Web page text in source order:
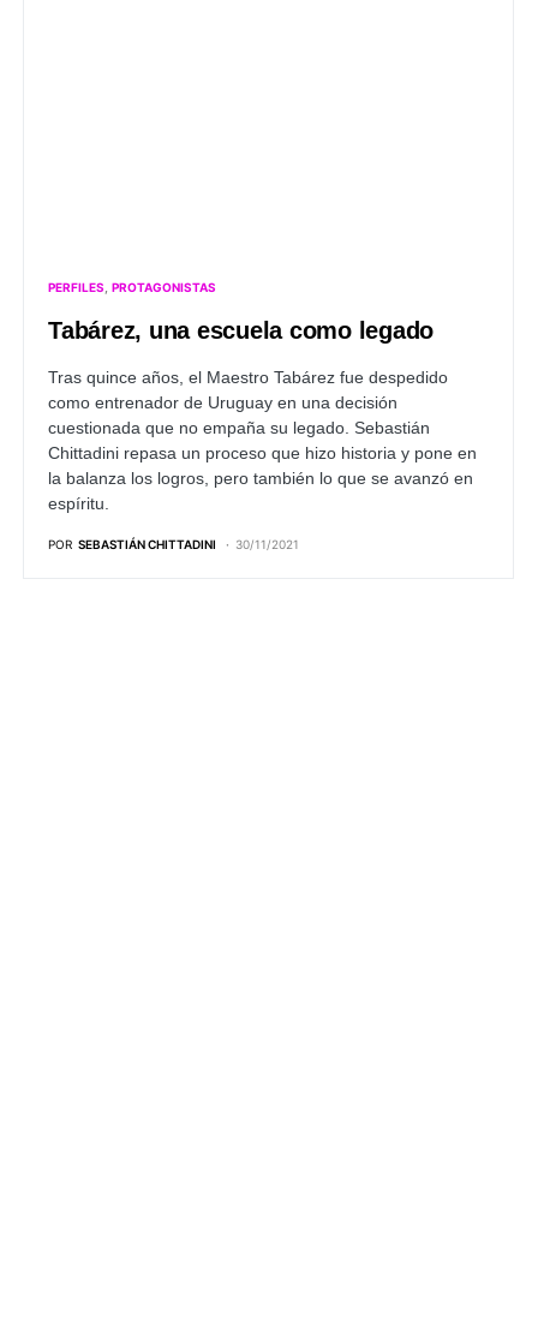
PERFILES PROTAGONISTAS
Tabárez, una escuela como legado
Tras quince años, el Maestro Tabárez fue despedido
como entrenador de Uruguay en una decisión
cuestionada que no empaña su legado. Sebastián
Chittadini repasa un proceso que hizo historia y pone en
la balanza los logros, pero también lo que se avanzó en
espíritu.
POR SEBASTIÁN CHITTADINI 30/11/2021